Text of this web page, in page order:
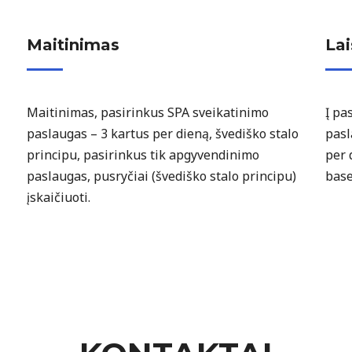
Maitinimas
Maitinimas, pasirinkus SPA sveikatinimo
paslaugas – 3 kartus per dieną, švediško stalo
principu, pasirinkus tik apgyvendinimo
paslaugas, pusryčiai (švediško stalo principu)
įskaičiuoti.
Į
per